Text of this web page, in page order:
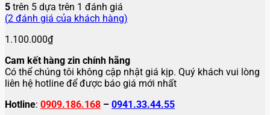
5 trên 5 dựa trên 1 đánh giá
(2 đánh giá của khách hàng)
1.100.000₫
Cam kết hàng zin chính hãng
Có thể chúng tôi không cập nhật giá kịp. Quý khách vui lòng
liên hệ hotline để được báo giá mới nhất
Hotline: 0909.186.168 – 0941.33.44.55